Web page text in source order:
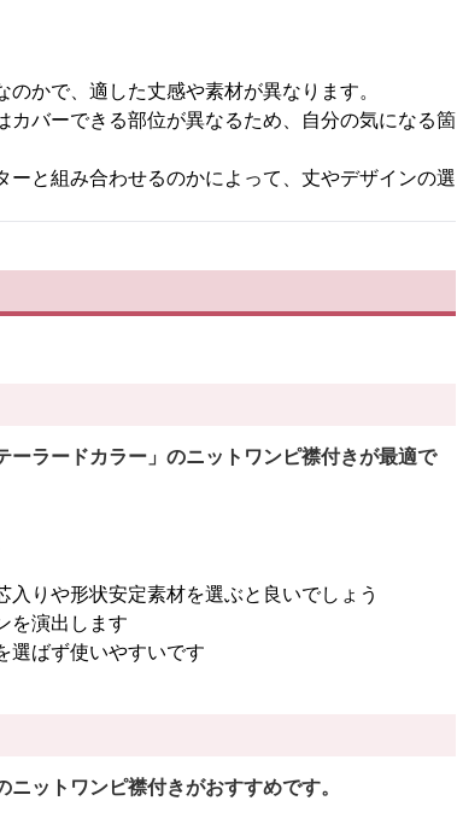
かで、適した丈感や素材が異なります。
カバーできる部位が異なるため、自分の気になる箇
ーと組み合わせるのかによって、丈やデザインの選
ラードカラー」のニットワンピ襟付きが最適で
入りや形状安定素材を選ぶと良いでしょう
を演出します
選ばず使いやすいです
ットワンピ襟付きがおすすめです。